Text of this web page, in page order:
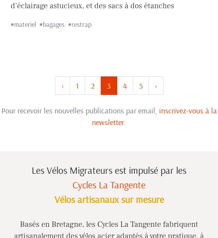
d’éclairage astucieux, et des sacs à dos étanches
#materiel #bagages #restrap
‹ 1 2 3 4 5 ›
Pour recevoir les nouvelles publications par email, inscrivez-vous à la
newsletter.
Les Vélos Migrateurs est impulsé par les
Cycles La Tangente
Vélos artisanaux sur mesure
Basés en Bretagne, les Cycles La Tangente fabriquent